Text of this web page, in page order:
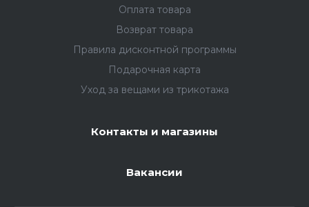
Оплата товара
Возврат товара
Правила дисконтной программы
Подарочная карта
Уход за вещами из трикотажа
Контакты и магазины
Вакансии